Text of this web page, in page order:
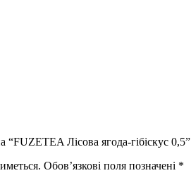
Лісова ягода-гібіскус 0,5”
Обов’язкові поля позначені *